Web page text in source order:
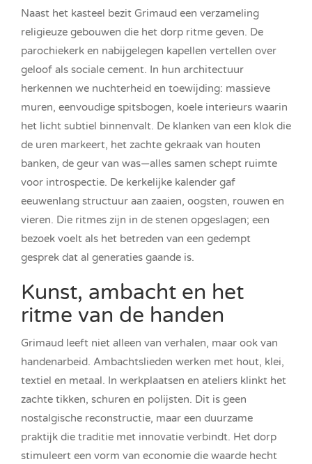
Naast het kasteel bezit Grimaud een verzameling
religieuze gebouwen die het dorp ritme geven. De
parochiekerk en nabijgelegen kapellen vertellen over
geloof als sociale cement. In hun architectuur
herkennen we nuchterheid en toewijding: massieve
muren, eenvoudige spitsbogen, koele interieurs waarin
het licht subtiel binnenvalt. De klanken van een klok die
de uren markeert, het zachte gekraak van houten
banken, de geur van was—alles samen schept ruimte
voor introspectie. De kerkelijke kalender gaf
eeuwenlang structuur aan zaaien, oogsten, rouwen en
vieren. Die ritmes zijn in de stenen opgeslagen; een
bezoek voelt als het betreden van een gedempt
gesprek dat al generaties gaande is.
Kunst, ambacht en het
ritme van de handen
Grimaud leeft niet alleen van verhalen, maar ook van
handenarbeid. Ambachtslieden werken met hout, klei,
textiel en metaal. In werkplaatsen en ateliers klinkt het
zachte tikken, schuren en polijsten. Dit is geen
nostalgische reconstructie, maar een duurzame
praktijk die traditie met innovatie verbindt. Het dorp
stimuleert een vorm van economie die waarde hecht